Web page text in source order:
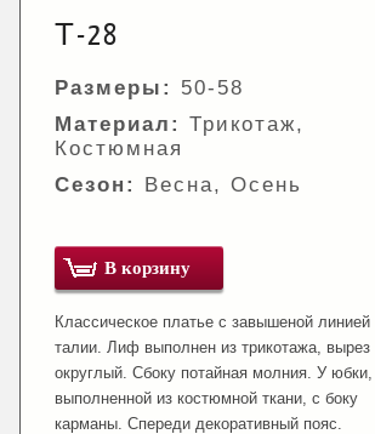
Т-28
Размеры:
50-58
Материал: Трикотаж,
Костюмная
Сезон:
Весна, Осень
В корзину
Классическое платье с завышеной линией
талии. Лиф выполнен из трикотажа, вырез
округлый. Сбоку потайная молния. У юбки,
выполненной из костюмной ткани, с боку
карманы. Спереди декоративный пояс.